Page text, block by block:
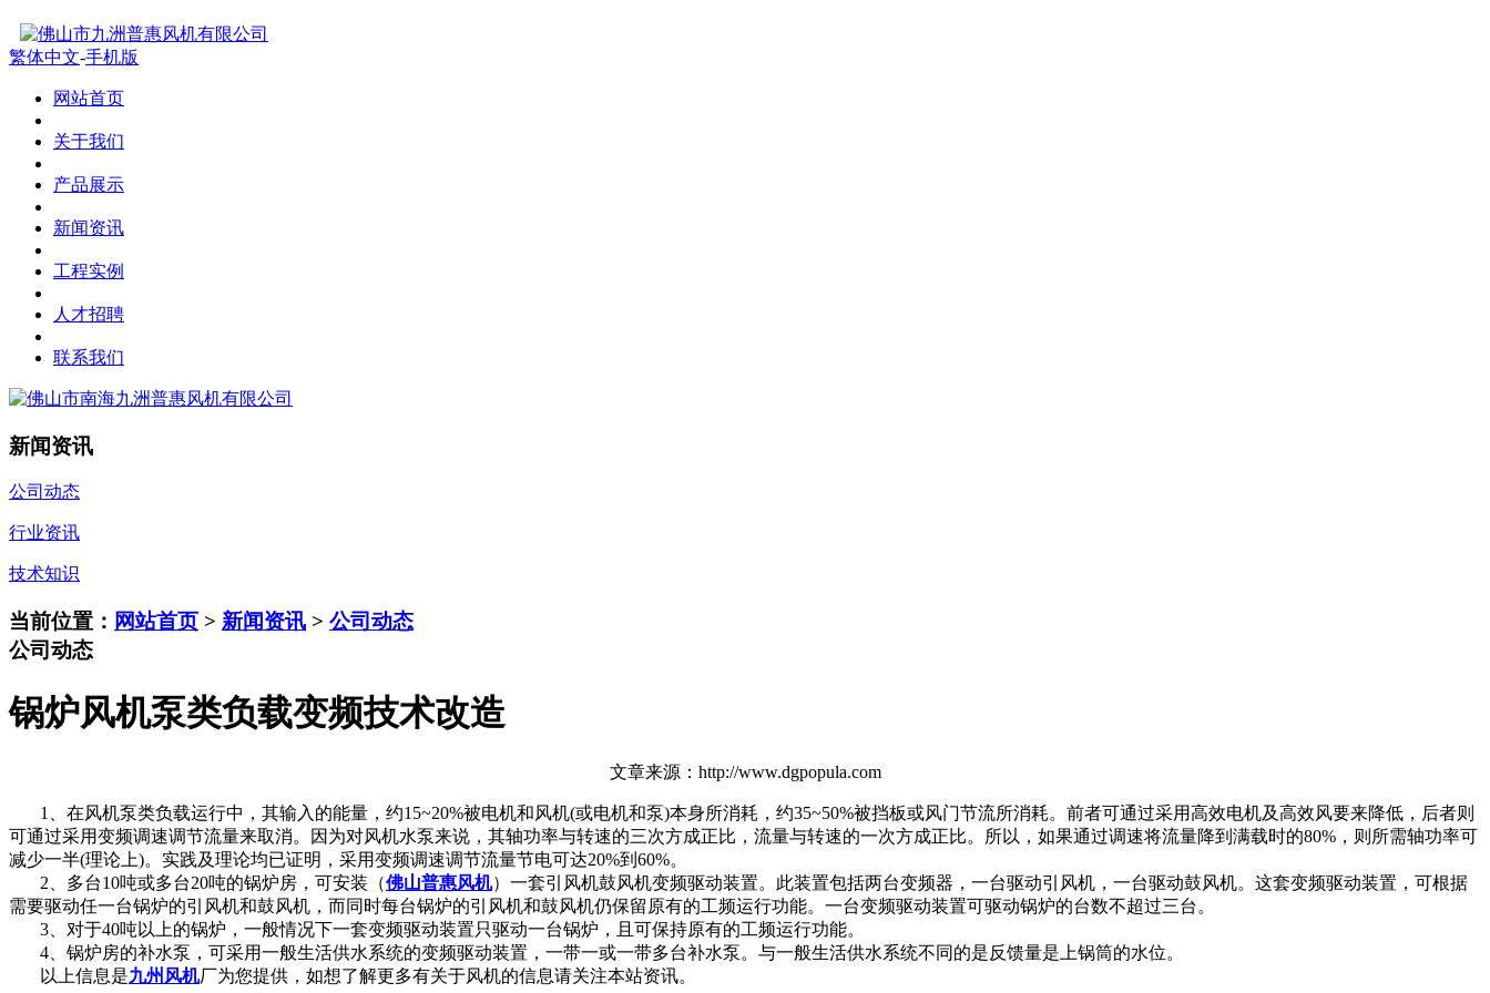
繁体中文-手机版
网站首页
关于我们
产品展示
新闻资讯
工程实例
人才招聘
联系我们
新闻资讯
公司动态
行业资讯
技术知识
当前位置： 网站首页 > 新闻资讯 > 公司动态
公司动态
锅炉风机泵类负载变频技术改造
文章来源：http://www.dgpopula.com
1、在风机泵类负载运行中，其输入的能量，约15~20%被电机和风机(或电机和泵)本身所消耗，约35~50%被挡板或风门节流所消耗。前者可通过采用高效电机及高效风要来降低，后者则
可通过采用变频调速调节流量来取消。因为对风机水泵来说，其轴功率与转速的三次方成正比，流量与转速的一次方成正比。所以，如果通过调速将流量降到满载时的80%，则所需轴功率可
减少一半(理论上)。实践及理论均已证明，采用变频调速调节流量节电可达20%到60%。
2、多台10吨或多台20吨的锅炉房，可安装（佛山普惠风机）一套引风机鼓风机变频驱动装置。此装置包括两台变频器，一台驱动引风机，一台驱动鼓风机。这套变频驱动装置，可根据
需要驱动任一台锅炉的引风机和鼓风机，而同时每台锅炉的引风机和鼓风机仍保留原有的工频运行功能。一台变频驱动装置可驱动锅炉的台数不超过三台。
3、对于40吨以上的锅炉，一般情况下一套变频驱动装置只驱动一台锅炉，且可保持原有的工频运行功能。
4、锅炉房的补水泵，可采用一般生活供水系统的变频驱动装置，一带一或一带多台补水泵。与一般生活供水系统不同的是反馈量是上锅筒的水位。
以上信息是九州风机厂为您提供，如想了解更多有关于风机的信息请关注本站资讯。